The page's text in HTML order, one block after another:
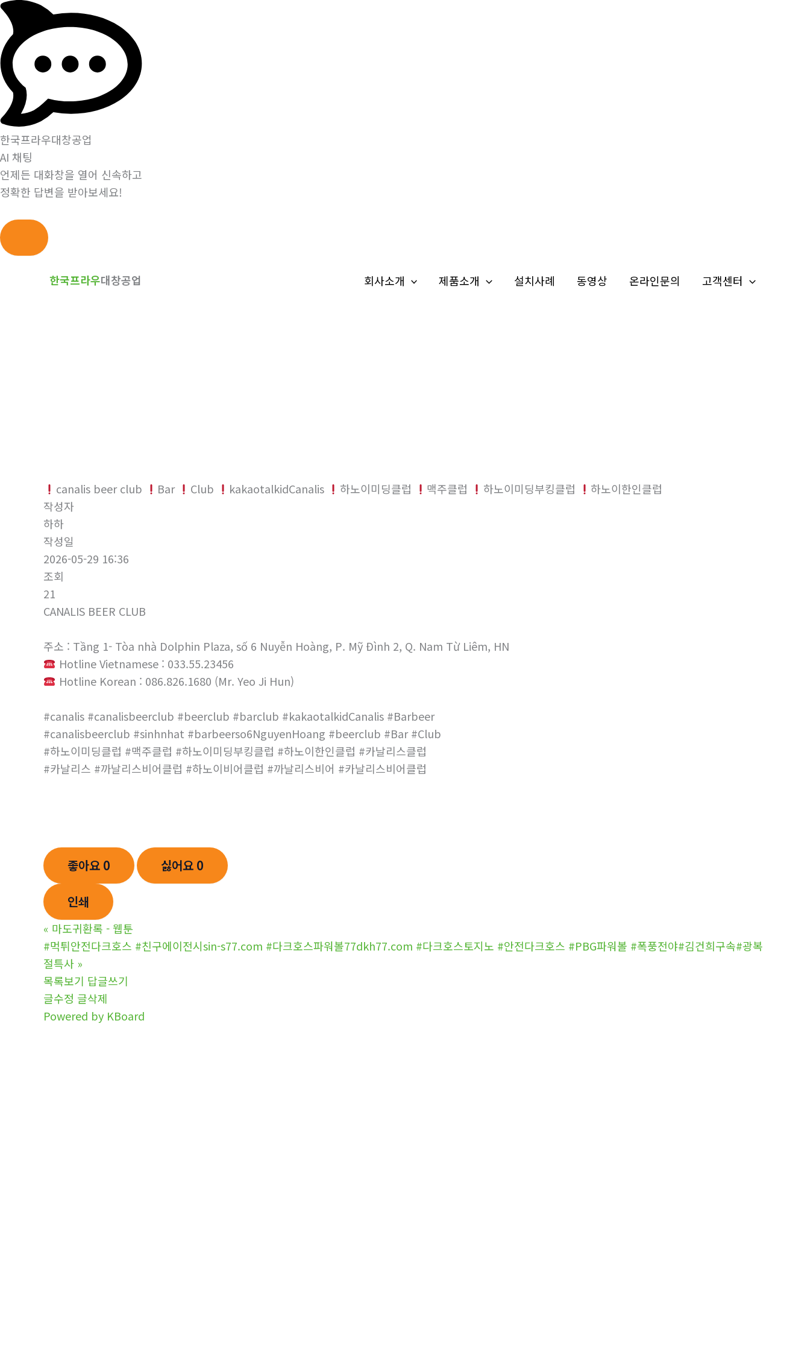
한국프라우대창공업
AI 채팅
언제든 대화창을 열어 신속하고
정확한 답변을 받아보세요!
한국프라우대창공업 회사소개 제품소개 설치사례 동영상 온라인문의 고객센터
canalis beer club Bar Club kakaotalkidCanalis 하노이미딩클럽 맥주클럽 하노이미딩부킹클럽
하노이한인클럽
작성자
하하
작성일
2026-05-29 16:36
조회
21
CANALIS BEER CLUB
주소 : Tầng 1- Tòa nhà Dolphin Plaza, số 6 Nuyễn Hoàng, P. Mỹ Đình 2, Q. Nam Từ Liêm, HN
Hotline Vietnamese : 033.55.23456
Hotline Korean : 086.826.1680 (Mr. Yeo Ji Hun)
#canalis #canalisbeerclub #beerclub #barclub #kakaotalkidCanalis #Barbeer
#canalisbeerclub #sinhnhat #barbeerso6NguyenHoang #beerclub #Bar #Club
#하노이미딩클럽 #맥주클럽 #하노이미딩부킹클럽 #하노이한인클럽 #카날리스클럽
#카날리스 #까날리스비어클럽 #하노이비어클럽 #까날리스비어 #카날리스비어클럽
좋아요 0 싫어요 0
인쇄
« 마도귀환록 - 웹툰
#먹튀안전다크호스 #친구에이전시sin-s77.com #다크호스파워볼77dkh77.com #다크호스토지노 #안전다크호스 #PBG파워볼 #폭풍전야#김건희구속#광복
절특사 »
목록보기 답글쓰기
글수정 글삭제
Powered by KBoard